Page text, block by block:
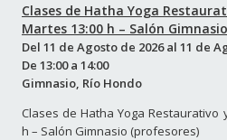
Clases de Hatha Yoga
Martes 13:00 h – Salón
Del 11 de Agosto de 2026al 11 de
De 13:00a 14:00
Gimnasio, Río Hondo
Clases de Hatha Yoga Restaurativo
h – Salón Gimnasio (profesores)